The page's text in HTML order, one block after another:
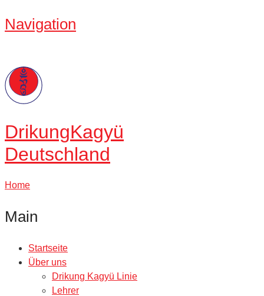
Navigation
DrikungKagyü
Deutschland
Home
Main
Startseite
Über uns
Drikung Kagyü Linie
Lehrer